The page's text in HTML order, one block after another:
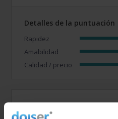
Detalles de la puntuación
Rapidez
Amabilidad
Calidad / precio